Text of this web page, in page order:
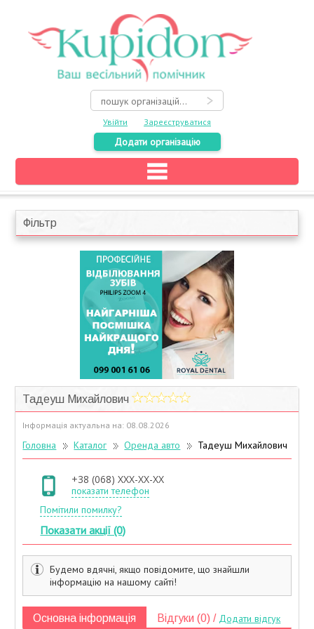
Увійти Зареєструватися
Додати організацію
Головна
Каталог
На карті
Учасники дисконтної програми
Фільтр
Тадеуш Михайлович
Інформація актуальна на: 08.08.2026
Головна Каталог Оренда авто Тадеуш Михайлович
+38 (068) XXX-XX-XX
показати телефон
Помітили помилку?
Показати акції (0)
Будемо вдячні, якщо повідомите, що знайшли
інформацію на нашому сайті!
Основна інформація Відгуки (0) / Додати відгук